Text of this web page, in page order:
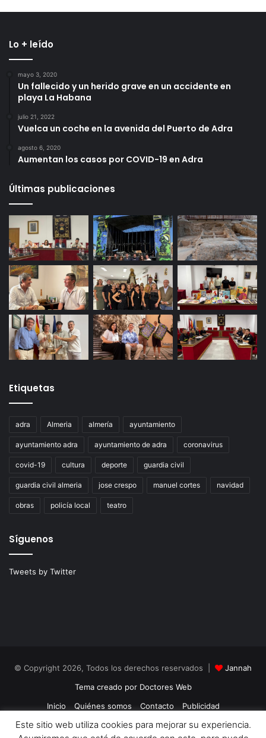
Lo + leído
mayo 3, 2020
Un fallecido y un herido grave en un accidente en
playa La Habana
julio 21, 2022
Vuelca un coche en la avenida del Puerto de Adra
agosto 6, 2020
Aumentan los casos por COVID-19 en Adra
Últimas publicaciones
Etiquetas
adra Almeria almería ayuntamiento
ayuntamiento adra ayuntamiento de adra coronavirus
covid-19 cultura deporte guardia civil
guardia civil almeria jose crespo manuel cortes navidad
obras policía local teatro
Síguenos
Tweets by Twitter
© Copyright 2026, Todos los derechos reservados |
Jannah
Tema creado por Doctores Web
Inicio
Quiénes somos Contacto
Publicidad
Política de Cookies
Política de Privacidad
Este sitio web utiliza cookies para mejorar su experiencia.